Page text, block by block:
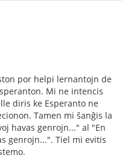
por helpi lernantojn de
Mi ne intencis
diris ke Esperanto ne
Tamen mi ŝanĝis la
havas genrojn..." al "En
genrojn...". Tiel mi evitis